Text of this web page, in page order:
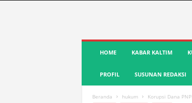
a
HOME KABAR KALTIM
PROFIL SUSUNAN REDAKSI
Beranda hukum Korupsi Dana